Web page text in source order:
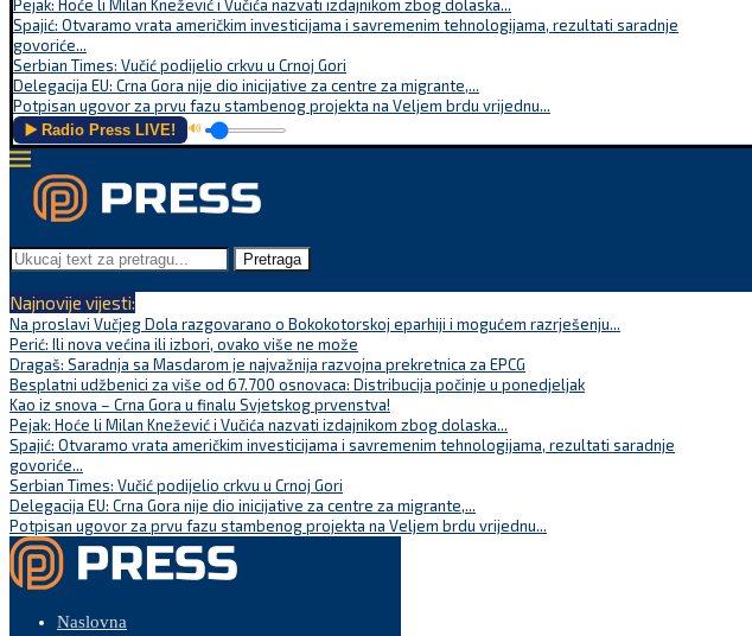
Pejak: Hoće li Milan Knežević i Vučića nazvati izdajnikom zbog dolaska...
Spajić: Otvaramo vrata američkim investicijama i savremenim tehnologijama, rezultati saradnje
govoriće...
Serbian Times: Vučić podijelio crkvu u Crnoj Gori
Delegacija EU: Crna Gora nije dio inicijative za centre za migrante,...
Potpisan ugovor za prvu fazu stambenog projekta na Veljem brdu vrijednu...
▶️ Radio Press LIVE! 🔊
Pretraga
Najnovije vijesti:
Na proslavi Vučjeg Dola razgovarano o Bokokotorskoj eparhiji i mogućem razrješenju...
Perić: Ili nova većina ili izbori, ovako više ne može
Dragaš: Saradnja sa Masdarom je najvažnija razvojna prekretnica za EPCG
Besplatni udžbenici za više od 67.700 osnovaca: Distribucija počinje u ponedjeljak
Kao iz snova – Crna Gora u finalu Svjetskog prvenstva!
Pejak: Hoće li Milan Knežević i Vučića nazvati izdajnikom zbog dolaska...
Spajić: Otvaramo vrata američkim investicijama i savremenim tehnologijama, rezultati saradnje
govoriće...
Serbian Times: Vučić podijelio crkvu u Crnoj Gori
Delegacija EU: Crna Gora nije dio inicijative za centre za migrante,...
Potpisan ugovor za prvu fazu stambenog projekta na Veljem brdu vrijednu...
Naslovna